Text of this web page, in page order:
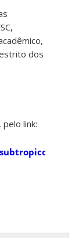
dos
link: